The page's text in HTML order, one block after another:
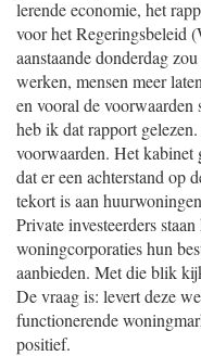
lerende economie, het
voor het Regeringsbeleid
aanstaande donderdag
werken, mensen meer
en vooral de
heb ik dat rapport
voorwaarden. Het kabinet
dat er een achterstand op
tekort is aan
Private investeerders
woningcorporaties hun
aanbieden. Met die blik
De vraag is: levert deze
functionerende
positief.